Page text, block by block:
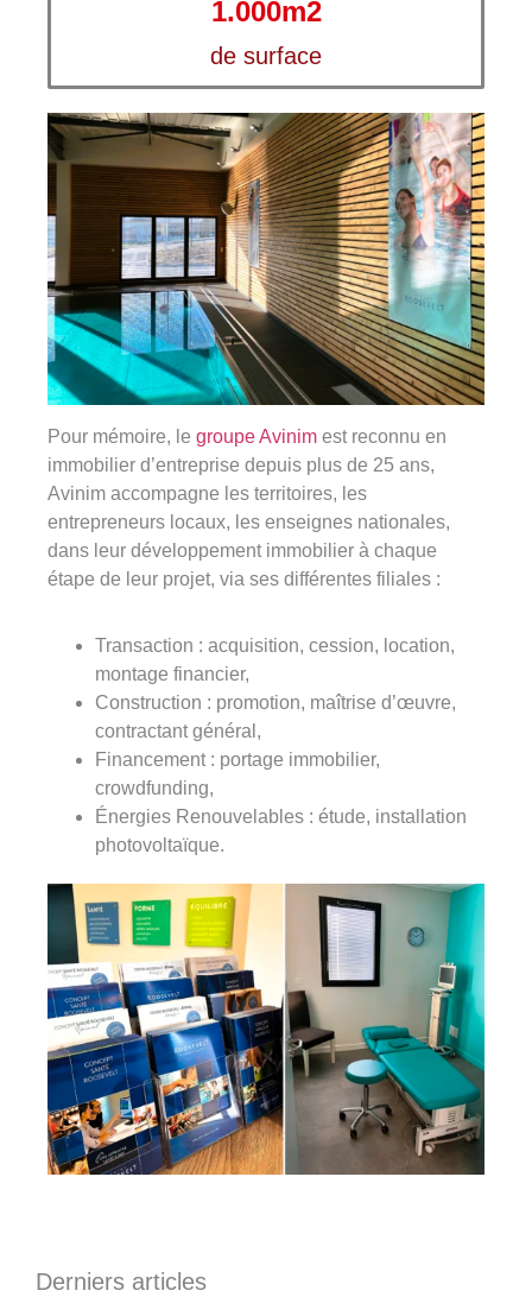
de surface
1.000m2
Pour mémoire, le groupe Avinim est reconnu en
immobilier d’entreprise depuis plus de 25 ans,
Avinim accompagne les territoires, les
entrepreneurs locaux, les enseignes nationales,
dans leur développement immobilier à chaque
étape de leur projet, via ses différentes filiales :
Transaction : acquisition, cession, location,
montage financier,
Construction : promotion, maîtrise d’œuvre,
contractant général,
Financement : portage immobilier,
crowdfunding,
Énergies Renouvelables : étude, installation
photovoltaïque.
Derniers articles